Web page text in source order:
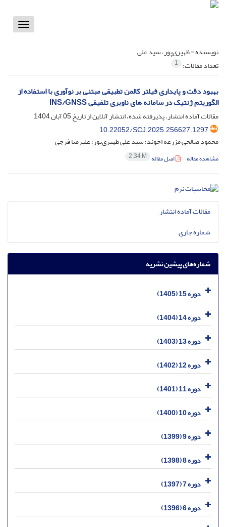
Toggle
نویسنده =ظهیری‌پور، سید علی
تعداد مقالات: 1
بهبود دقت و پایداری فیلتر کالمن تطبیقی مبتنی بر نوآوری با استفاده از
الگوریتم ژنتیک در سامانه های ناوبری تلفیقی INS/GNSS
مقالات آماده انتشار، پذیرفته شده، انتشار آنلاین از تاریخ05 آبان 1404
10.22052/SCJ.2025.256627.1297
محمود صالحی مزرعه اخوند؛ سید علی ظهیری‌پور؛ علیرضا فرجی
مشاهده مقاله اصل مقاله 2.34 M
مقالات آماده انتشار
شماره جاری
شماره‌های پیشین نشریه
دوره 15 (1405)
دوره 14 (1404)
دوره 13 (1403)
دوره 12 (1402)
دوره 11 (1401)
دوره 10 (1400)
دوره 9 (1399)
دوره 8 (1398)
دوره 7 (1397)
دوره 6 (1396)